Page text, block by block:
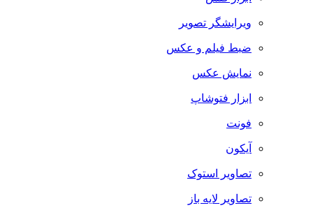
ویرایشگر تصویر
ضبط فيلم و عكس
نمایش عکس
ابزار فتوشاپ
فونت
آیکون
تصاویر استوک
تصاویر لایه باز